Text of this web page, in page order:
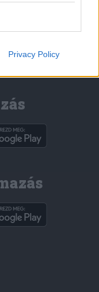
Privacy Policy